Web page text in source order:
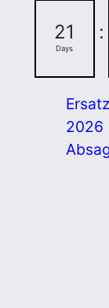
21
Days
:
2026